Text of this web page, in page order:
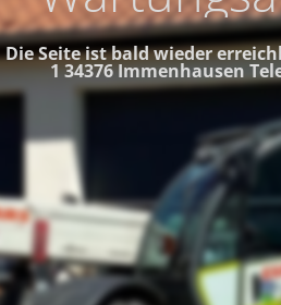
Die Seite ist bald wieder
134376 Immenhausen